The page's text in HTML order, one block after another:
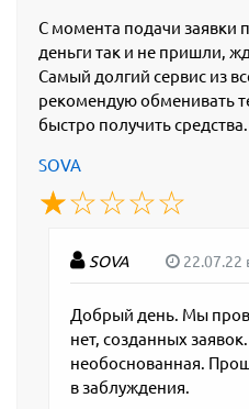
С момента подачи заявки
деньги так и не пришли,
Самый долгий сервис из
рекомендую обменивать
быстро получить средства.
SOVA
☆☆☆☆☆
★★★★★
SOVA 22.07.22
Добрый день. Мы
нет, созданных
необоснованная.
в заблуждения.